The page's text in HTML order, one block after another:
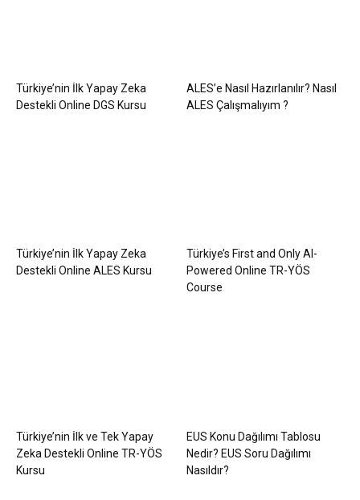
Türkiye’nin İlk Yapay Zeka
Destekli Online DGS Kursu
ALES’e Nasıl Hazırlanılır? Nasıl
ALES Çalışmalıyım ?
Türkiye’nin İlk Yapay Zeka
Destekli Online ALES Kursu
Türkiye’s First and Only AI-
Powered Online TR-YÖS
Course
Türkiye’nin İlk ve Tek Yapay
Zeka Destekli Online TR-YÖS
Kursu
EUS Konu Dağılımı Tablosu
Nedir? EUS Soru Dağılımı
Nasıldır?